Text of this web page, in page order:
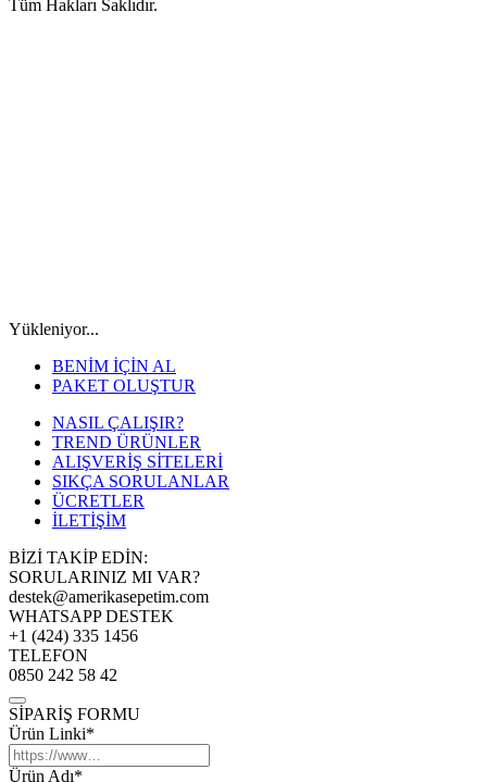
Tüm Hakları Saklıdır.
Yükleniyor...
BENİM İÇİN AL
PAKET OLUŞTUR
NASIL ÇALIŞIR?
TREND ÜRÜNLER
ALIŞVERİŞ SİTELERİ
SIKÇA SORULANLAR
ÜCRETLER
İLETİŞİM
BİZİ TAKİP EDİN:
SORULARINIZ MI VAR?
destek@amerikasepetim.com
WHATSAPP DESTEK
+1 (424) 335 1456
TELEFON
0850 242 58 42
SİPARİŞ FORMU
Ürün Linki*
Ürün Adı*